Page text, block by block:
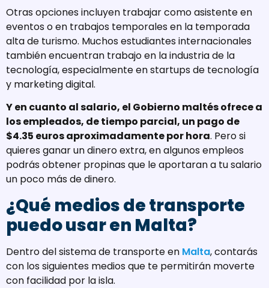
Otras opciones incluyen trabajar como asistente en
eventos o en trabajos temporales en la temporada
alta de turismo. Muchos estudiantes internacionales
también encuentran trabajo en la industria de la
tecnología, especialmente en startups de tecnología
y marketing digital.
Y en cuanto al salario, el Gobierno maltés ofrece a
los empleados, de tiempo parcial, un pago de
$4.35 euros aproximadamente por hora. Pero si
quieres ganar un dinero extra, en algunos empleos
podrás obtener propinas que le aportaran a tu salario
un poco más de dinero.
¿Qué medios de transporte
puedo usar en Malta?
Dentro del sistema de transporte en Malta, contarás
con los siguientes medios que te permitirán moverte
con facilidad por la isla.